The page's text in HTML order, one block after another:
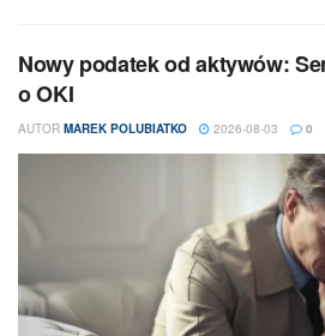
Nowy podatek od aktywów:
o OKI
AUTOR MAREK POLUBIATKO 2026-08-03 0